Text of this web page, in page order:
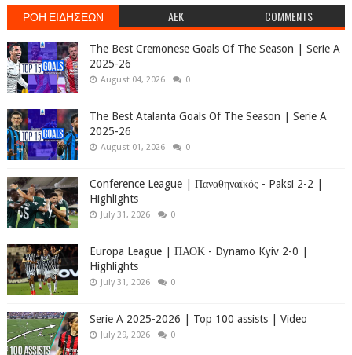
ΡΟΗ ΕΙΔΗΣΕΩΝ AEK COMMENTS
The Best Cremonese Goals Of The Season | Serie A
2025-26
August 04, 2026 0
The Best Atalanta Goals Of The Season | Serie A
2025-26
August 01, 2026 0
Conference League | Παναθηναϊκός - Paksi 2-2 |
Highlights
July 31, 2026 0
Europa League | ΠΑΟΚ - Dynamo Kyiv 2-0 |
Highlights
July 31, 2026 0
Serie A 2025-2026 | Top 100 assists | Video
July 29, 2026 0